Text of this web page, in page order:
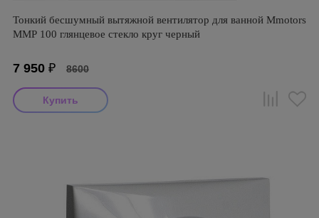
Тонкий бесшумный вытяжной вентилятор для ванной Mmotors
ММР 100 глянцевое стекло круг черный
7 950 ₽ 8600